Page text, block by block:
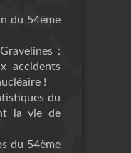
du 54ème
:
accidents
!
du
la vie de
du 54ème